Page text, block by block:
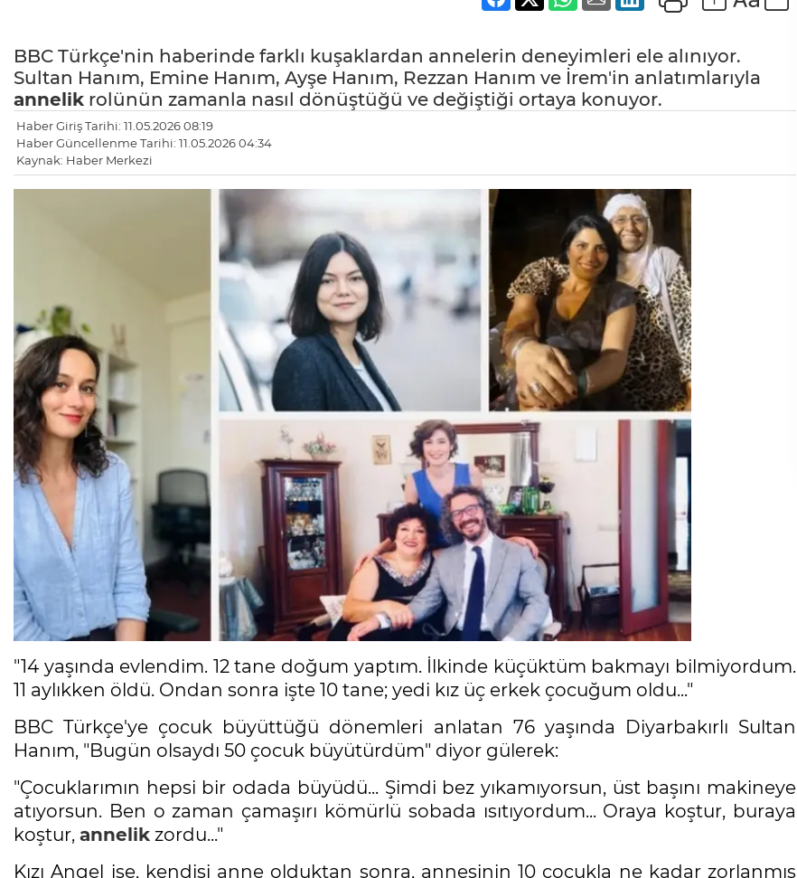
BBC Türkçe'nin haberinde farklı kuşaklardan annelerin deneyimleri ele alınıyor.
Sultan Hanım, Emine Hanım, Ayşe Hanım, Rezzan Hanım ve İrem'in anlatımlarıyla
annelik rolünün zamanla nasıl dönüştüğü ve değiştiği ortaya konuyor.
Haber Giriş Tarihi: 11.05.2026 08:19
Haber Güncellenme Tarihi: 11.05.2026 04:34
Kaynak: Haber Merkezi
"14 yaşında evlendim. 12 tane doğum yaptım. İlkinde küçüktüm bakmayı bilmiyordum.
11 aylıkken öldü. Ondan sonra işte 10 tane; yedi kız üç erkek çocuğum oldu..."
BBC Türkçe'ye çocuk büyüttüğü dönemleri anlatan 76 yaşında Diyarbakırlı Sultan
Hanım, "Bugün olsaydı 50 çocuk büyütürdüm" diyor gülerek:
"Çocuklarımın hepsi bir odada büyüdü... Şimdi bez yıkamıyorsun, üst başını makineye
atıyorsun. Ben o zaman çamaşırı kömürlü sobada ısıtıyordum... Oraya koştur, buraya
koştur, annelik zordu..."
Kızı Angel ise, kendisi anne olduktan sonra, annesinin 10 çocukla ne kadar zorlanmış